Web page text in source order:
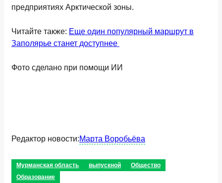
предприятиях Арктической зоны.
Читайте также: Еще один популярный маршрут в
Заполярье станет доступнее
Фото сделано при помощи ИИ
Редактор новости:Марта Воробьёва
Мурманская область выпускной
Общество
Образование